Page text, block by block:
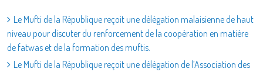
Le Mufti de la République reçoit une délégation malaisienne de haut
niveau pour discuter du renforcement de la coopération en matière
de fatwas et de la formation des muftis.
Le Mufti de la République reçoit une délégation de l’Association des